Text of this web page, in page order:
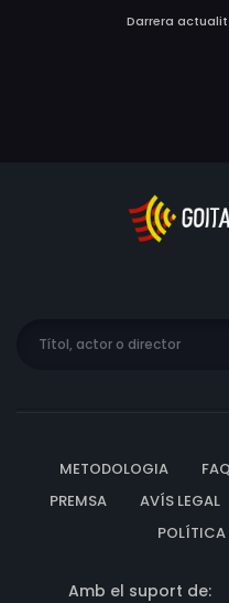
Darrera
METODOLOGIA FAQ
PREMSA
AVÍS LEGAL
POLÍTICA
Amb el suport de: